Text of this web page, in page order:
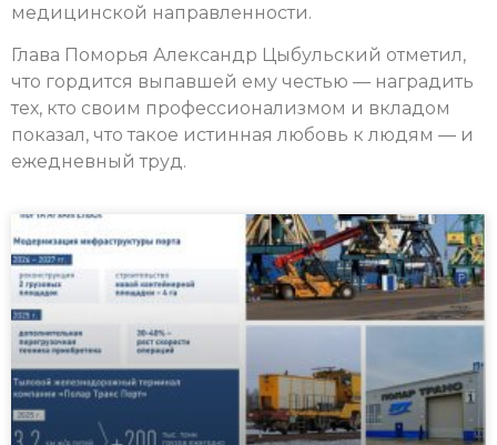
медицинской направленности.
Глава Поморья Александр Цыбульский отметил,
что гордится выпавшей ему честью — наградить
тех, кто своим профессионализмом и вкладом
показал, что такое истинная любовь к людям — и
ежедневный труд.